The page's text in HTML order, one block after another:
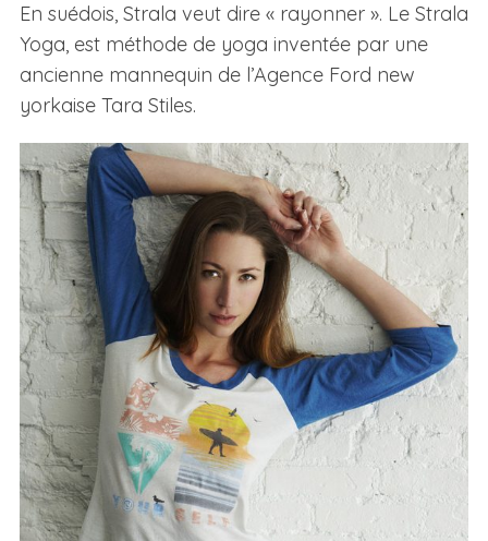
En suédois, Strala veut dire « rayonner ». Le Strala
Yoga, est méthode de yoga inventée par une
ancienne mannequin de l’Agence Ford new
yorkaise Tara Stiles.